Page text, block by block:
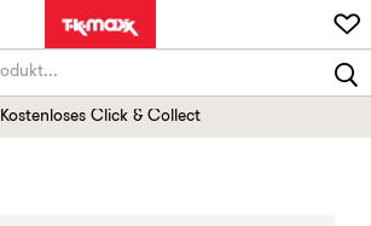
Kostenloses Click & Collect